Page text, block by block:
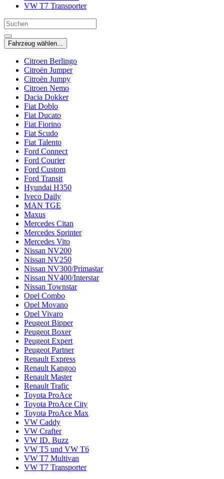
VW T7 Transporter
Fahrzeug wählen...
Citroen Berlingo
Citroën Jumper
Citroën Jumpy
Citroen Nemo
Dacia Dokker
Fiat Doblo
Fiat Ducato
Fiat Fiorino
Fiat Scudo
Fiat Talento
Ford Connect
Ford Courier
Ford Custom
Ford Transit
Hyundai H350
Iveco Daily
MAN TGE
Maxus
Mercedes Citan
Mercedes Sprinter
Mercedes Vito
Nissan NV200
Nissan NV250
Nissan NV300/Primastar
Nissan NV400/Interstar
Nissan Townstar
Opel Combo
Opel Movano
Opel Vivaro
Peugeot Bipper
Peugeot Boxer
Peugeot Expert
Peugeot Partner
Renault Express
Renault Kangoo
Renault Master
Renault Trafic
Toyota ProAce
Toyota ProAce City
Toyota ProAce Max
VW Caddy
VW Crafter
VW ID. Buzz
VW T5 und VW T6
VW T7 Multivan
VW T7 Transporter